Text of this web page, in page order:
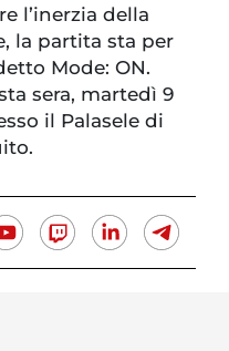
l’inerzia della
la partita sta per
Mode: ON.
sera, martedì 9
il Palasele di